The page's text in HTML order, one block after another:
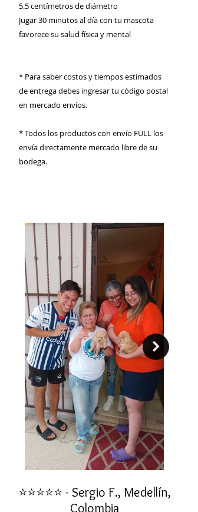
5.5 centímetros de diámetro
Jugar 30 minutos al día con tu mascota
favorece su salud física y mental
* Para saber costos y tiempos estimados
de entrega debes ingresar tu código postal
en mercado envíos.
* Todos los productos con envío FULL los
envía directamente mercado libre de su
bodega.
⭐⭐⭐⭐⭐ - Sergio F., Medellín,
Colombia